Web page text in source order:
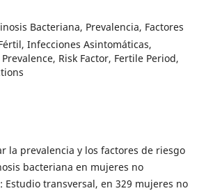
Bacteriana, Prevalencia, Factores
Infecciones Asintomáticas,
Risk Factor, Fertile Period,
la prevalencia y los factores de riesgo
bacteriana en mujeres no
Estudio transversal, en 329 mujeres no